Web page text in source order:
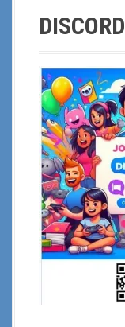
DISCORD